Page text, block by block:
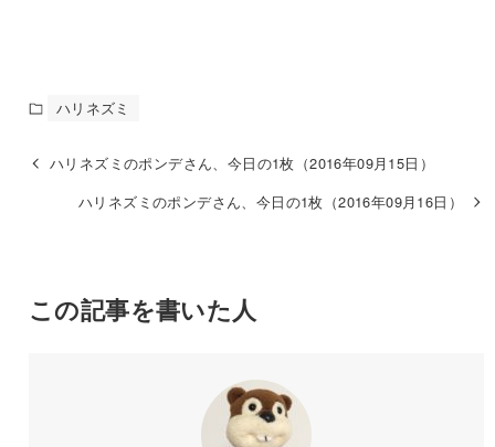
ハリネズミ
ハリネズミのポンデさん、今日の1枚（2016年09月15日）
ハリネズミのポンデさん、今日の1枚（2016年09月16日）
この記事を書いた人